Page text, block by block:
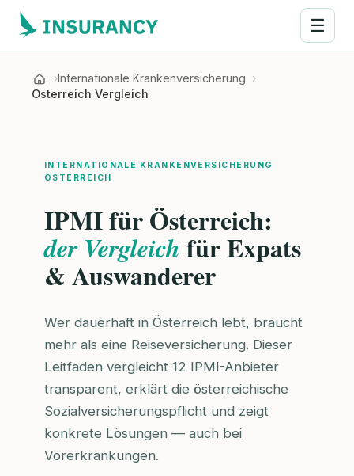
☰
Internationale Krankenversicherung
Osterreich Vergleich
INTERNATIONALE KRANKENVERSICHERUNG
ÖSTERREICH
IPMI für Österreich:
der Vergleich für Expats
& Auswanderer
Wer dauerhaft in Österreich lebt, braucht
mehr als eine Reiseversicherung. Dieser
Leitfaden vergleicht 12 IPMI-Anbieter
transparent, erklärt die österreichische
Sozialversicherungspflicht und zeigt
konkrete Lösungen — auch bei
Vorerkrankungen.